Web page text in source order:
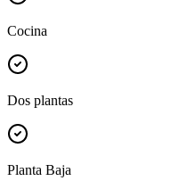
Cocina
Dos plantas
Planta Baja